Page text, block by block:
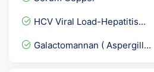
GAD-65 AB IFA
Serum Creatinine
HCV Viral Load-Hepatitis...
Galactomannan ( Aspergill...